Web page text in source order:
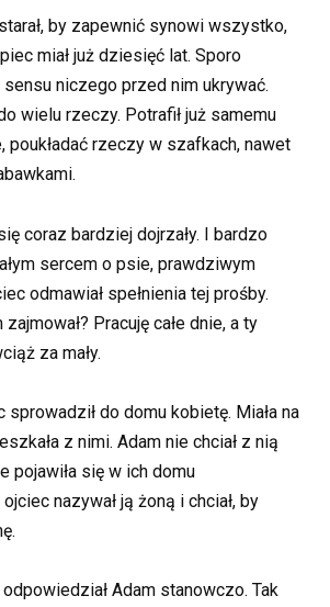
by zapewnić synowi wszystko,
miał już dziesięć lat. Sporo
sensu niczego przed nim ukrywać.
wielu rzeczy. Potrafił już samemu
poukładać rzeczy w szafkach, nawet
coraz bardziej dojrzały. I bardzo
sercem o psie, prawdziwym
odmawiał spełnienia tej prośby.
Pracuję całe dnie, a ty
za mały.
do domu kobietę. Miała na
z nimi. Adam nie chciał z nią
pojawiła się w ich domu
nazywał ją żoną i chciał, by
Adam stanowczo. Tak